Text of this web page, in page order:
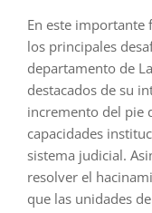
En este importante
los principales
departamento de
destacados de su
incremento del pie
capacidades
sistema judicial.
resolver el
que las unidades